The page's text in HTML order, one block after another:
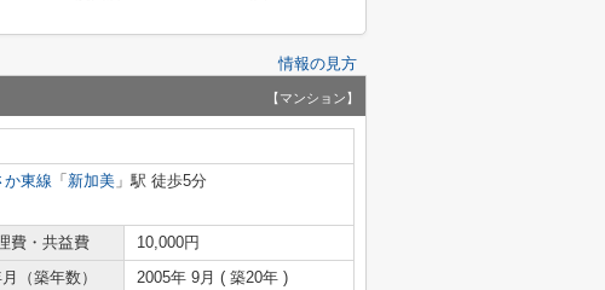
情報の見方
【マンション】
か東線 「 新加美 」駅 徒歩5分
費・共益費
10,000円
（築年数） 2005年 9月 ( 築20年 )